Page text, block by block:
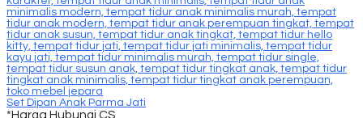
Set Dipan Anak Parma Jati
*Harga Hubungi CS